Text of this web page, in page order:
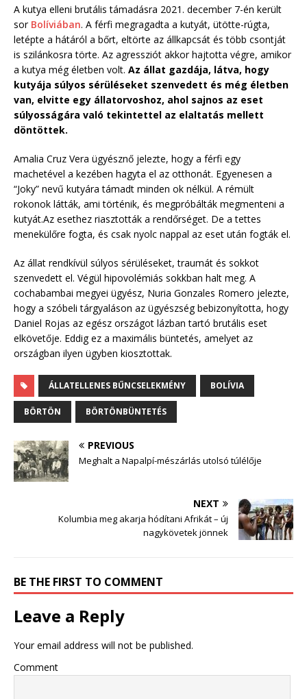
A kutya elleni brutális támadásra 2021. december 7-én került
sor Bolíviában. A férfi megragadta a kutyát, ütötte-rúgta,
letépte a hátáról a bőrt, eltörte az állkapcsát és több csontját
is szilánkosra törte. Az agressziót akkor hajtotta végre, amikor
a kutya még életben volt. Az állat gazdája, látva, hogy
kutyája súlyos sérüléseket szenvedett és még életben
van, elvitte egy állatorvoshoz, ahol sajnos az eset
súlyosságára való tekintettel az elaltatás mellett
döntöttek.
Amalia Cruz Vera ügyésznő jelezte, hogy a férfi egy
machetével a kezében hagyta el az otthonát. Egyenesen a
“Joky” nevű kutyára támadt minden ok nélkül. A rémült
rokonok látták, ami történik, és megpróbálták megmenteni a
kutyát.Az esethez riasztották a rendőrséget. De a tettes
menekülőre fogta, és csak nyolc nappal az eset után fogták el.
Az állat rendkívül súlyos sérüléseket, traumát és sokkot
szenvedett el. Végül hipovolémiás sokkban halt meg. A
cochabambai megyei ügyész, Nuria Gonzales Romero jelezte,
hogy a szóbeli tárgyaláson az ügyészség bebizonyította, hogy
Daniel Rojas az egész országot lázban tartó brutális eset
elkövetője. Eddig ez a maximális büntetés, amelyet az
országban ilyen ügyben kiosztottak.
ÁLLATELLENES BŰNCSELEKMÉNY BOLÍVIA
BÖRTÖN BÖRTÖNBÜNTETÉS
PREVIOUS
Meghalt a Napalpí-mészárlás utolsó túlélője
NEXT
Kolumbia meg akarja hódítani Afrikát – új
nagykövetek jönnek
BE THE FIRST TO COMMENT
Leave a Reply
Your email address will not be published.
Comment